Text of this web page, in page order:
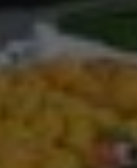
Marketing
Marketing
Publishern
Besucher über